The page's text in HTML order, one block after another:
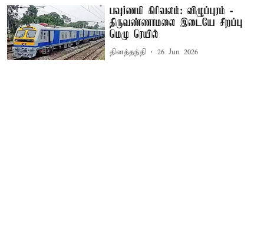
பவுர்ணமி கிரிவலம்: விழுப்புரம் -
திருவண்ணாமலை இடையே சிறப்பு
மெமு ரெயில்
தினத்தந்தி 26 Jun 2026